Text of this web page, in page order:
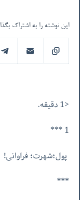
این نوشته را به اشتراک
<1 دقیقه.
1 ***
پول؛شهرت؛ فراوانی!
***